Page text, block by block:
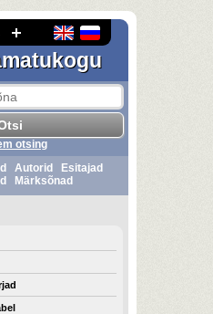
otsing
Autorid
Esitajad
Märksõnad